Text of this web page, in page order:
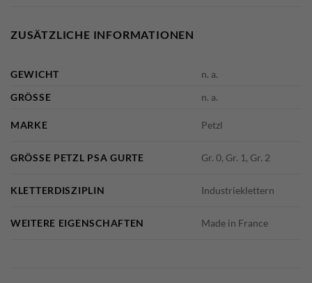
ZUSÄTZLICHE INFORMATIONEN
GEWICHT
n. a.
GRÖSSE
n. a.
MARKE Petzl
GRÖSSE PETZL PSA GURTE Gr. 0, Gr. 1, Gr. 2
KLETTERDISZIPLIN Industrieklettern
WEITERE EIGENSCHAFTEN Made in France